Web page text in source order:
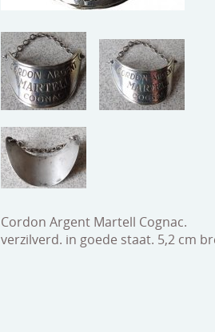
Cordon Argent Martell Cognac.
verzilverd. in goede staat. 5,2 cm